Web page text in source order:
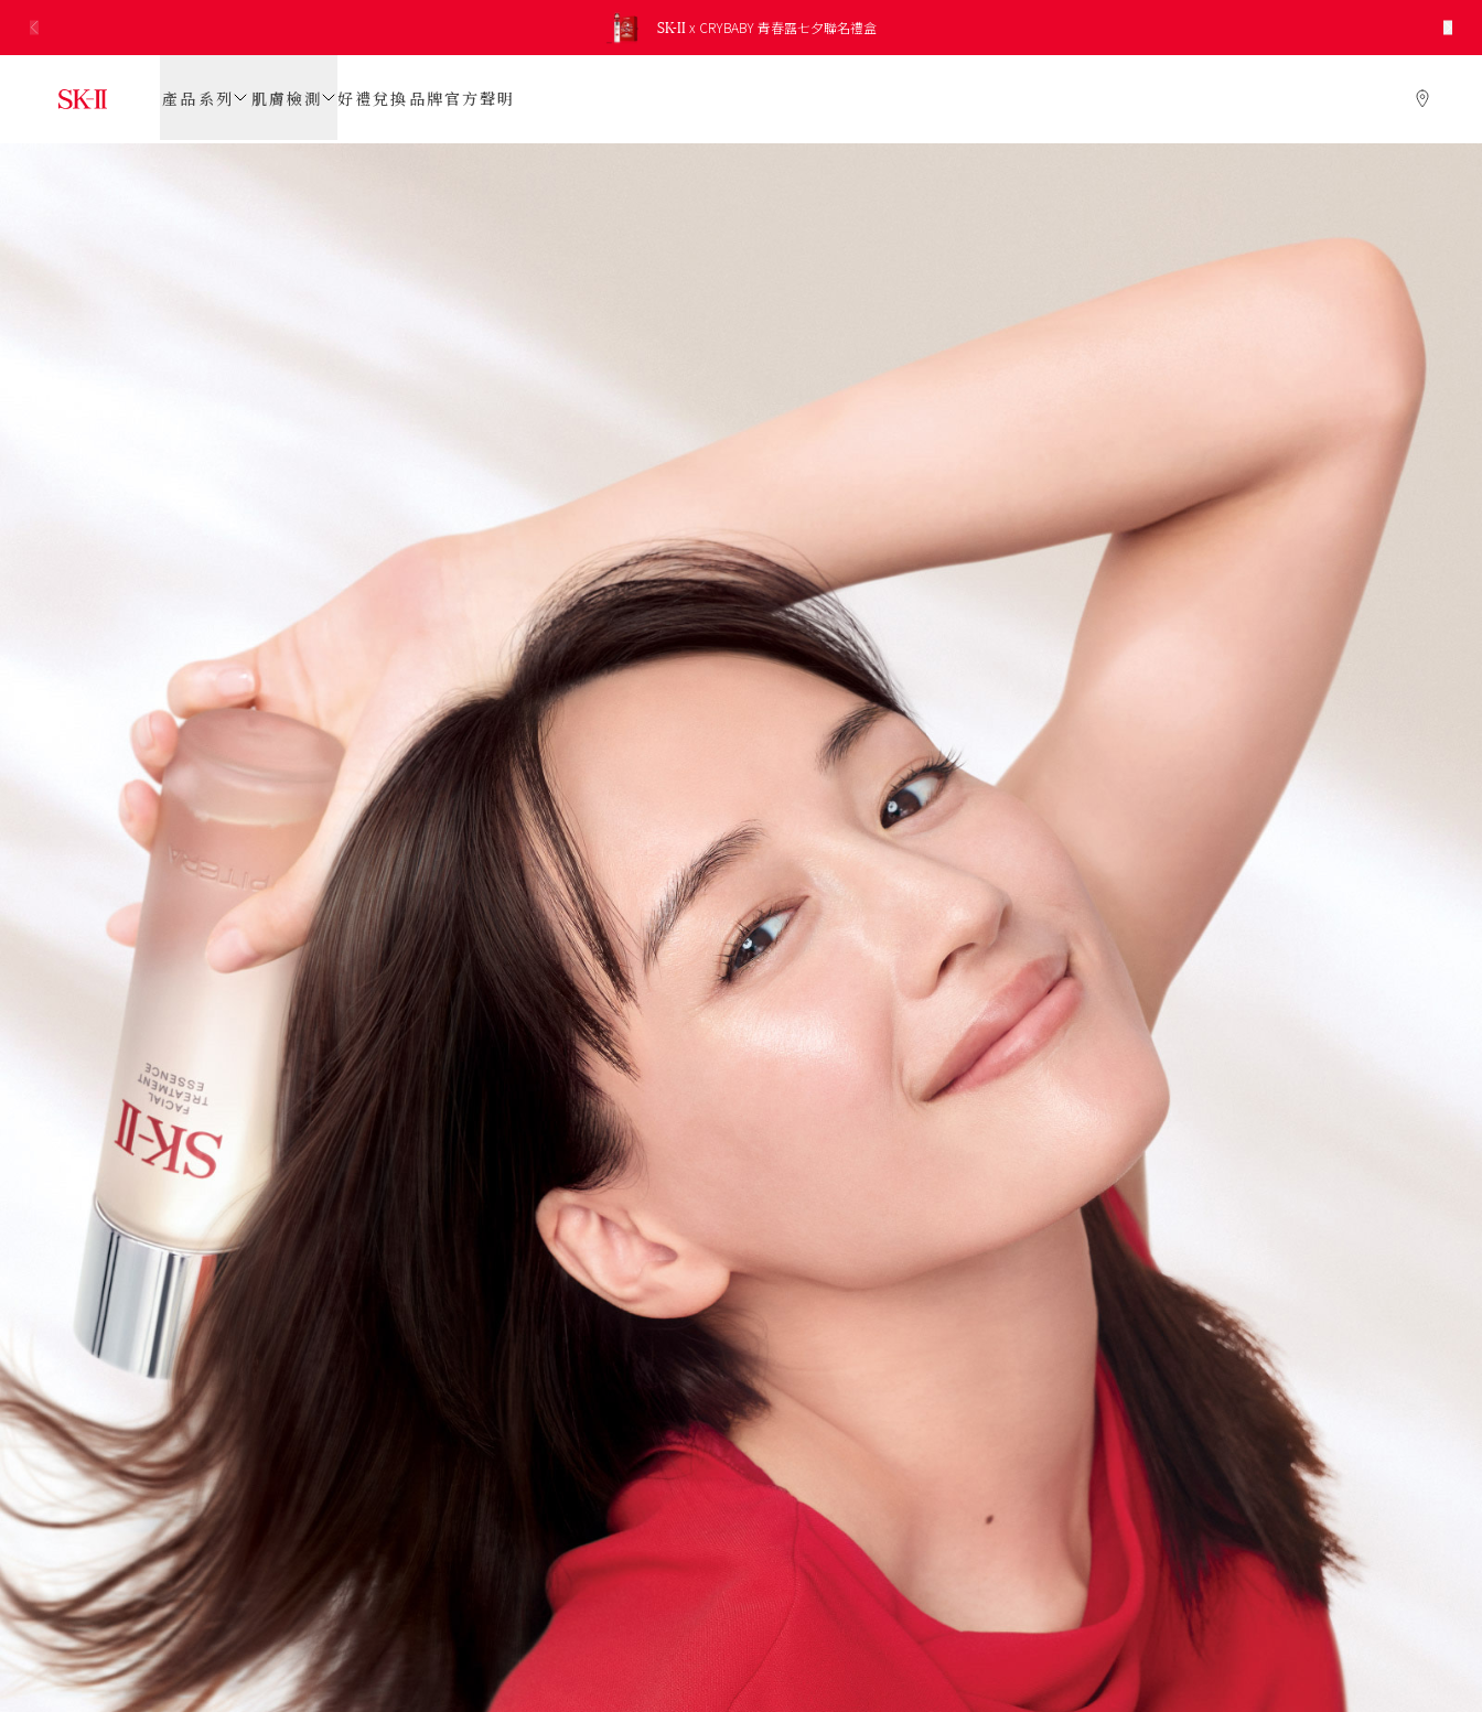
SK-IIx CRYBABY 青春露七夕聯名禮盒
新上市 光蘊恆璨修護凝霜 修護乾燥肌膚
新上市 光蘊恆璨淨斑精華 淡化頑固斑點
SK-II5合1* 防曬小白球 全新校色綠登場
肌源賦能煥顏活膚霜
SK-IILXP凝時金緻系列
肌膚光透鏡肌膚測試，發掘您的肌膚潛能，讓肌膚持續晶瑩剔透。
SK-II晶透奇肌套裝
光蘊輕透防曬系列
免費兌換SK-II 精選明星商品贈品價值最高約 NT$950
產品系列 肌膚檢測 好禮兌換 品牌官方聲明